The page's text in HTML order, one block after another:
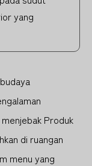
yang
Produk
di ruangan
menu yang